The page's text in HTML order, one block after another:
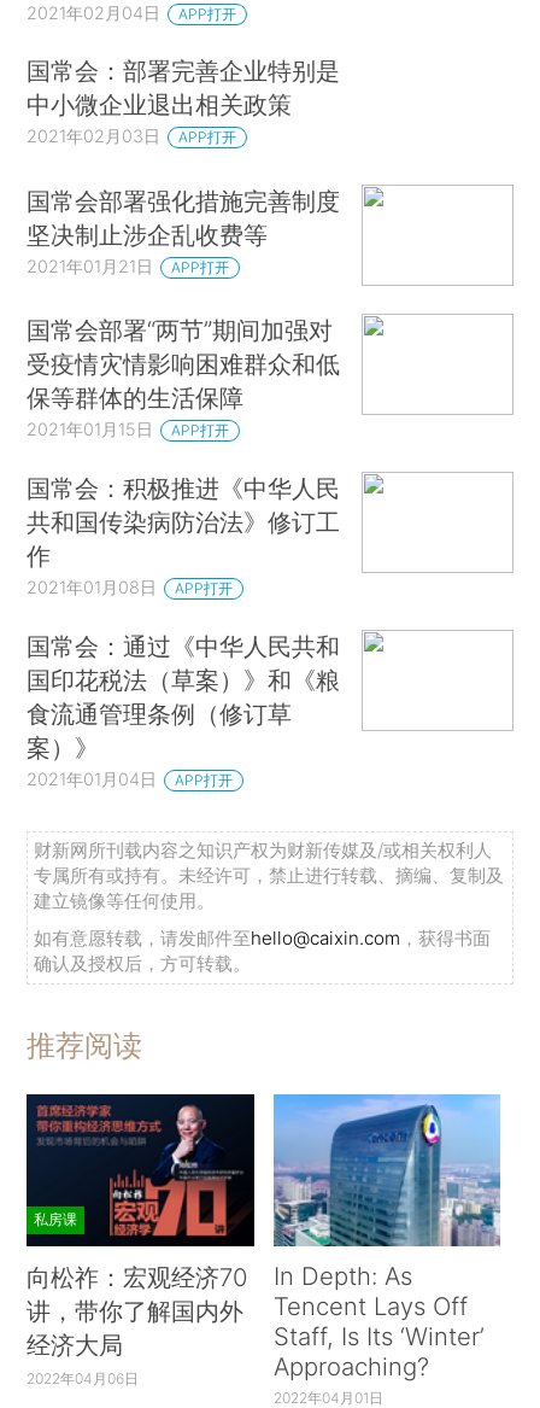
2021年02月04日 APP打开
国常会：部署完善企业特别是
中小微企业退出相关政策
2021年02月03日 APP打开
国常会部署强化措施完善制度
坚决制止涉企乱收费等
2021年01月21日 APP打开
国常会部署“两节”期间加强对
受疫情灾情影响困难群众和低
保等群体的生活保障
2021年01月15日 APP打开
国常会：积极推进《中华人民
共和国传染病防治法》修订工
作
2021年01月08日 APP打开
国常会：通过《中华人民共和
国印花税法（草案）》和《粮
食流通管理条例（修订草
案）》
2021年01月04日 APP打开
财新网所刊载内容之知识产权为财新传媒及/或相关权利人
专属所有或持有。未经许可，禁止进行转载、摘编、复制及
建立镜像等任何使用。
如有意愿转载，请发邮件至hello@caixin.com ，获得书面
确认及授权后，方可转载。
推荐阅读
私房课
向松祚：宏观经济70
讲，带你了解国内外
经济大局
2022年04月06日
In Depth: As
Tencent Lays Off
Staff, Is Its ‘Winter’
Approaching?
2022年04月01日